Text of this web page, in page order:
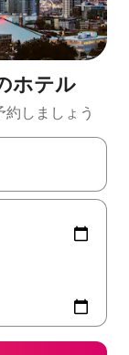
ホ⁠テ⁠ル
し⁠ま⁠し⁠ょ⁠う
使って移動するか